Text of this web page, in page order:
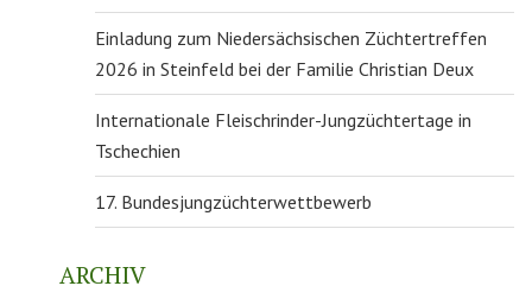
Einladung zum Niedersächsischen Züchtertreffen
2026 in Steinfeld bei der Familie Christian Deux
Internationale Fleischrinder-Jungzüchtertage in
Tschechien
17. Bundesjungzüchterwettbewerb
ARCHIV